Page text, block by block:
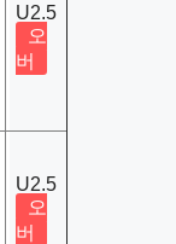
U2.5
오
버
U2.5
오
버